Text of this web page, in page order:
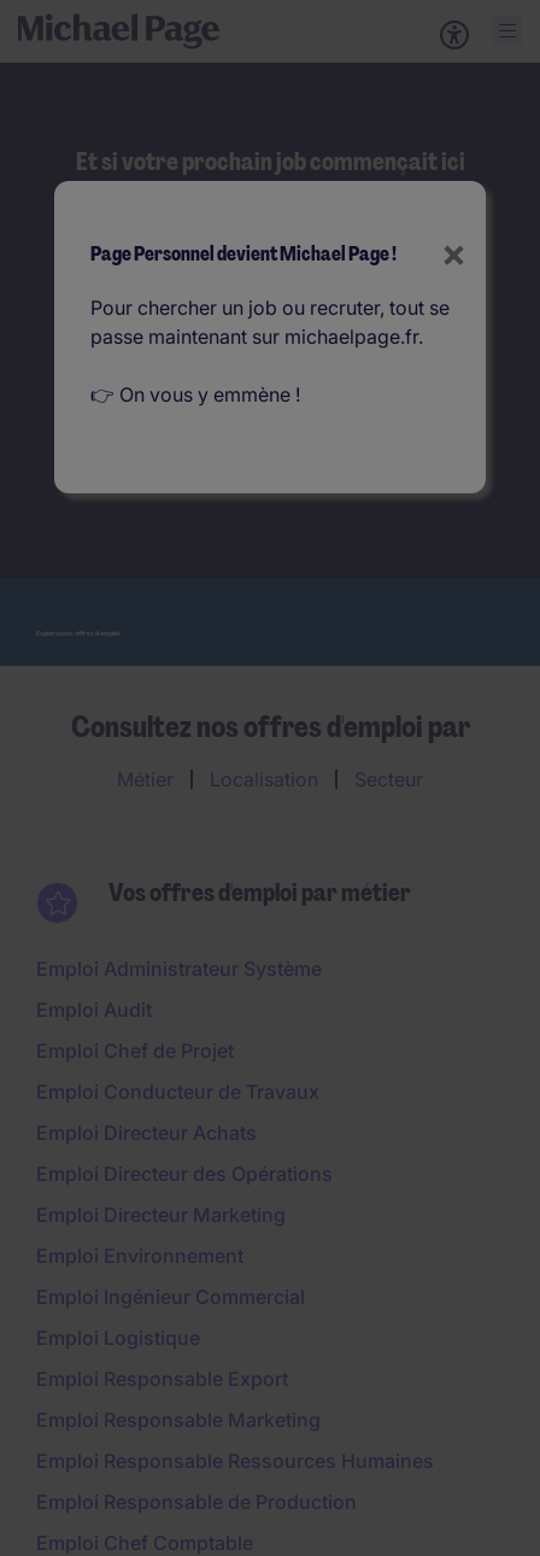
Et si votre prochain job commençait ici
?
Explorez nos offres d'emploi
Consultez nos offres d'emploi par
Métier Localisation Secteur
Vos offres d'emploi par métier
Emploi Administrateur Système
Emploi Audit
Emploi Chef de Projet
Emploi Conducteur de Travaux
Emploi Directeur Achats
Emploi Directeur des Opérations
Emploi Directeur Marketing
Emploi Environnement
Emploi Ingénieur Commercial
Emploi Logistique
Emploi Responsable Export
Emploi Responsable Marketing
Emploi Responsable Ressources Humaines
Emploi Responsable de Production
Emploi Chef Comptable
×
Page Personnel devient Michael Page !
Pour chercher un job ou recruter, tout se
passe maintenant sur michaelpage.fr.
👉 On vous y emmène !